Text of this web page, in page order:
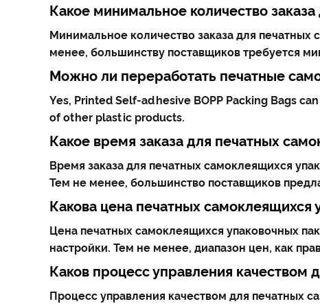
Какое минимальное количество
Минимальное количество заказа для печатных
менее, большинству поставщиков требуется
Можно ли переработать печатные
Yes, Printed Self-adhesive BOPP Packing Bags
of other plastic products.
Какое время заказа для печатных
Время заказа для печатных самоклеящихся
Тем не менее, большинство поставщиков
Какова цена печатных самоклеящихся
Цена печатных самоклеящихся упаковочных
настройки. Тем не менее, диапазон цен, как
Каков процесс управления качеством
Процесс управления качеством для печатных